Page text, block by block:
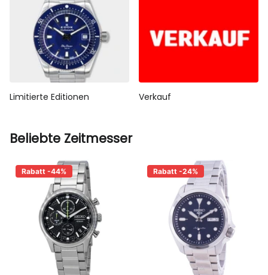
Limitierte Editionen Verkauf
Beliebte Zeitmesser
Rabatt -44% Rabatt -24%